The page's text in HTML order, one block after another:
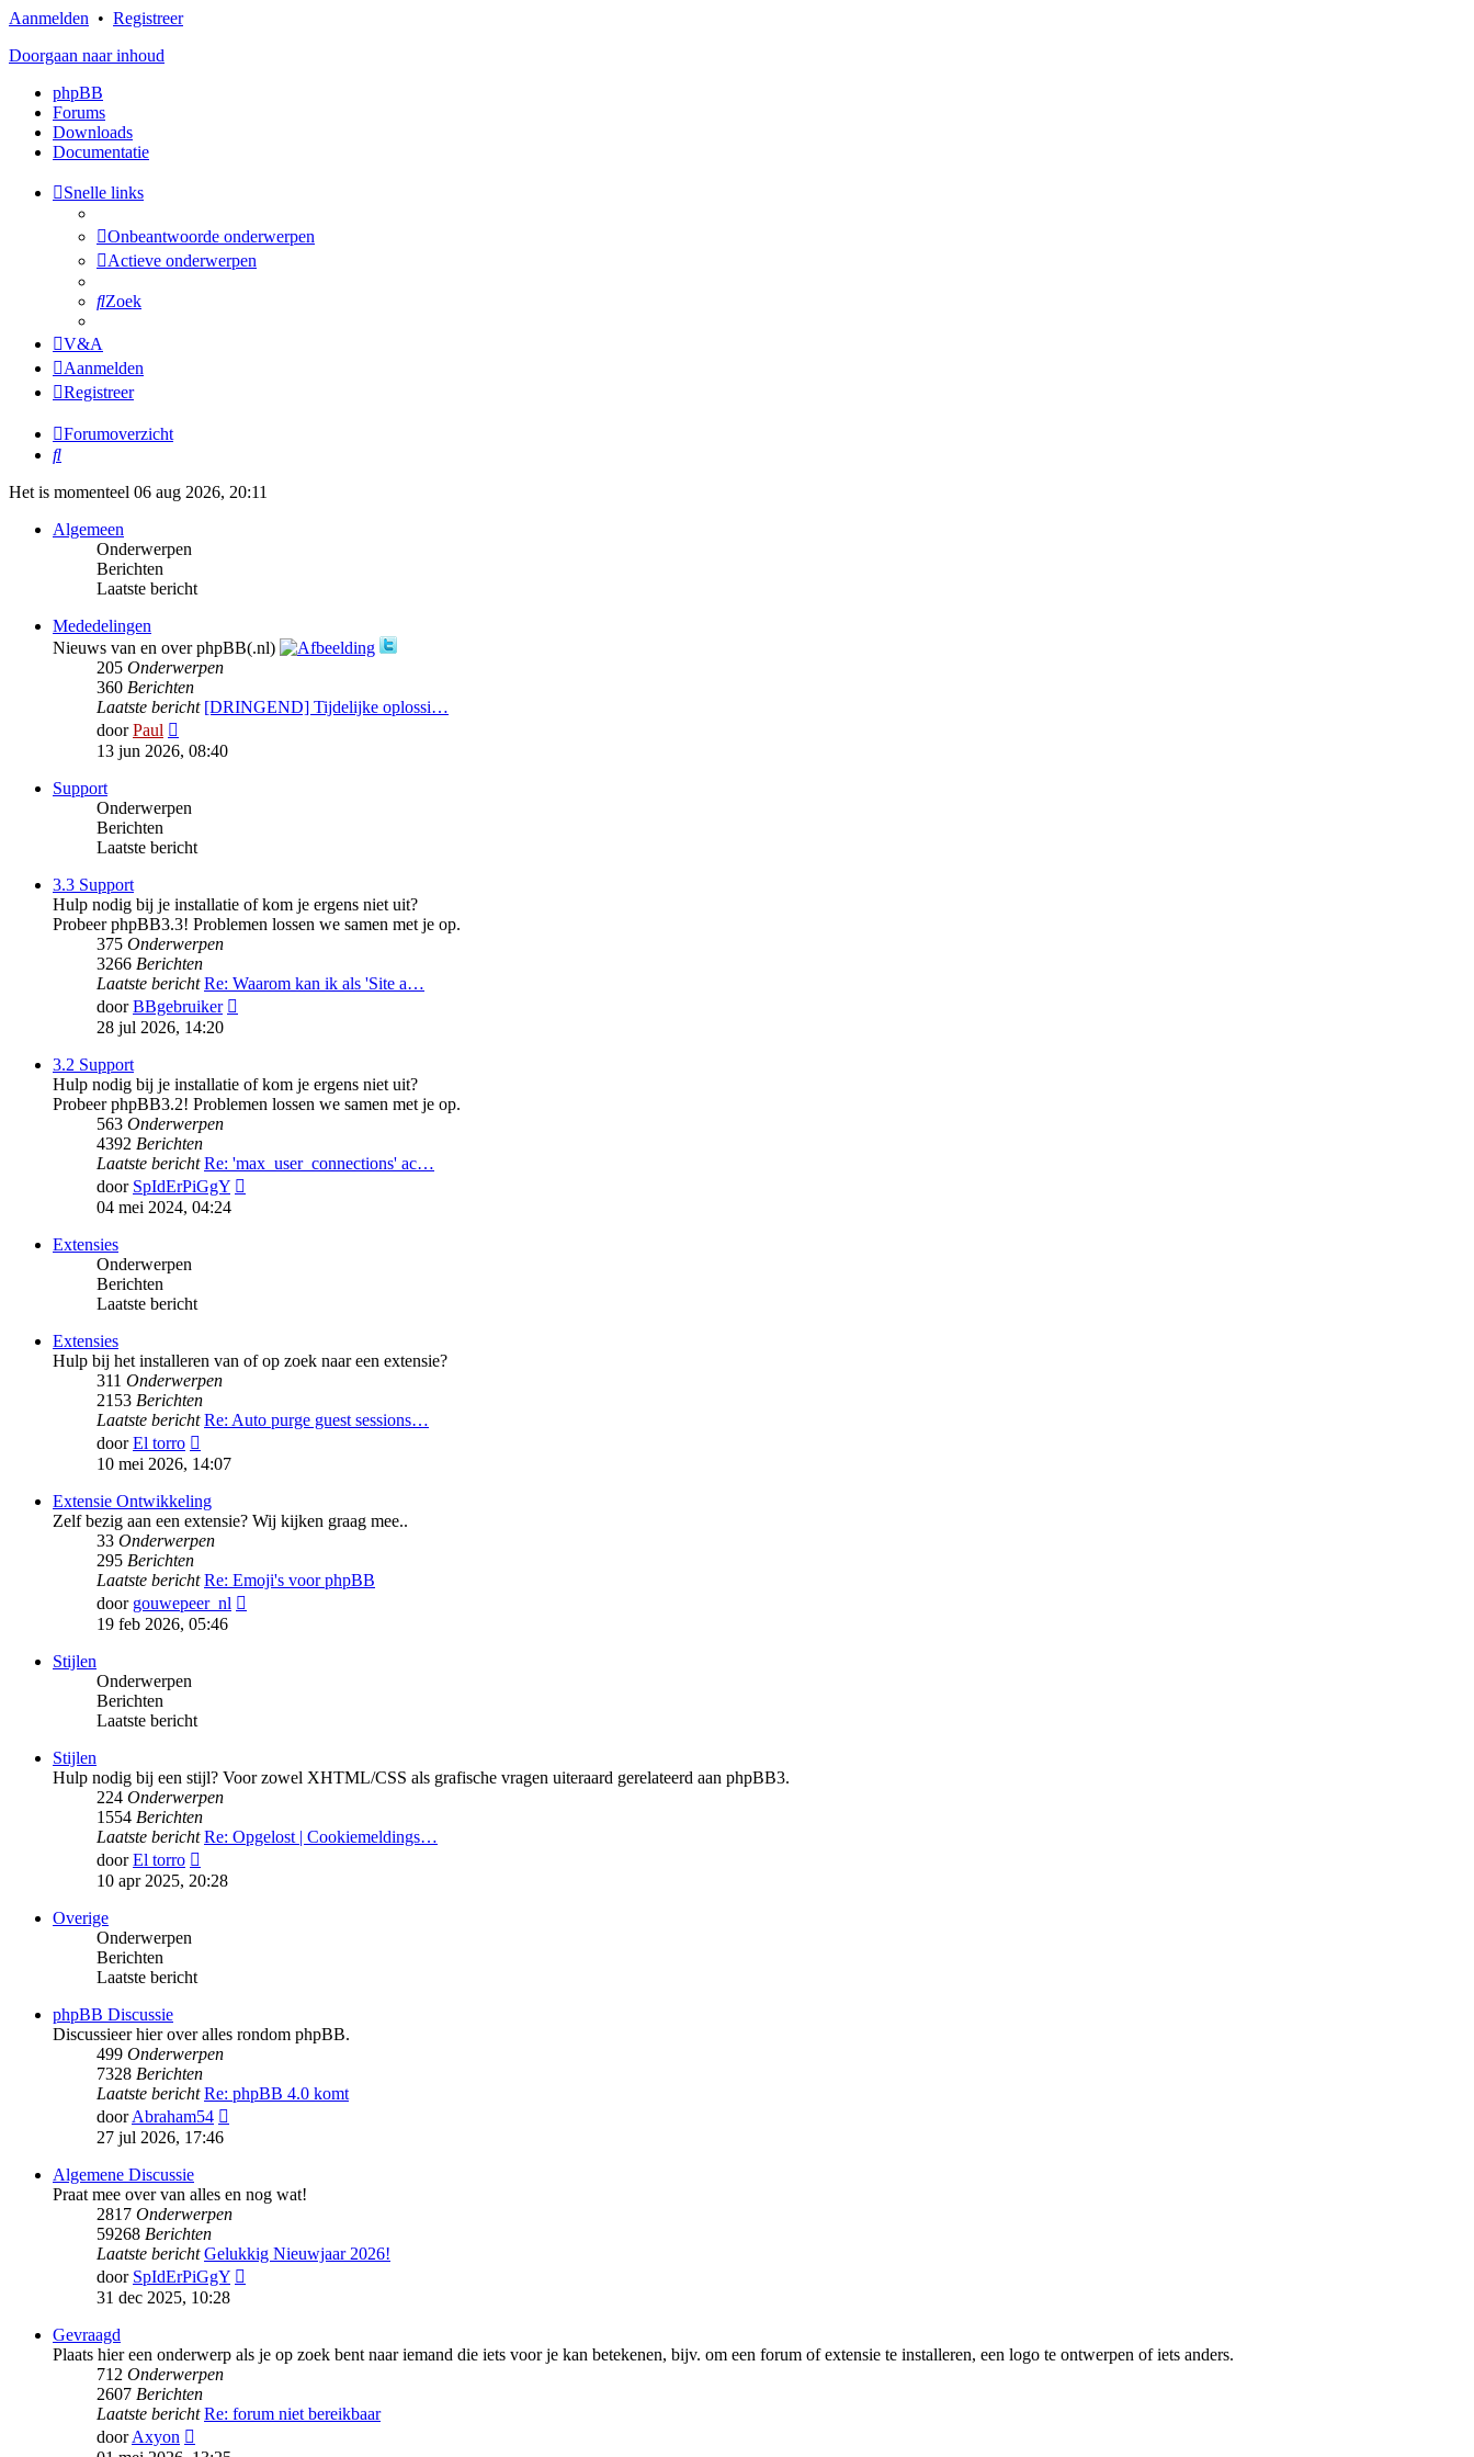
Aanmelden • Registreer
Doorgaan naar inhoud
phpBB
Forums
Downloads
Documentatie
Snelle links
Onbeantwoorde onderwerpen
Actieve onderwerpen
Zoek
V&A
Aanmelden
Registreer
Forumoverzicht
Zoek
Het is momenteel 06 aug 2026, 20:11
Algemeen
Onderwerpen
Berichten
Laatste bericht
Mededelingen
Nieuws van en over phpBB(.nl)
205 Onderwerpen
360 Berichten
Laatste bericht [DRINGEND] Tijdelijke oplossi…
doorPaul
laatste
bericht
13 jun 2026, 08:40
Support
Onderwerpen
Berichten
Laatste bericht
3.3 Support
Hulp nodig bij je installatie of kom je ergens niet uit?
Probeer phpBB3.3! Problemen lossen we samen met je op.
375 Onderwerpen
3266 Berichten
Laatste bericht Re: Waarom kan ik als 'Site a…
doorBBgebruiker
28 jul 2026, 14:20
3.2 Support
Hulp nodig bij je installatie of kom je ergens niet uit?
Probeer phpBB3.2! Problemen lossen we samen met je op.
563 Onderwerpen
4392 Berichten
Laatste bericht Re: 'max_user_connections' ac…
door SpIdErPiGgY
04 mei 2024, 04:24
Extensies
Onderwerpen
Berichten
Laatste bericht
Extensies
Hulp bij het installeren van of op zoek naar een extensie?
311 Onderwerpen
2153 Berichten
Laatste bericht Re: Auto purge guest sessions…
doorEl torro
laatste
10 mei 2026, 14:07
Extensie Ontwikkeling
Zelf bezig aan een extensie? Wij kijken graag mee..
33 Onderwerpen
295 Berichten
Laatste bericht Re: Emoji's voor phpBB
door gouwepeer_nl
19 feb 2026, 05:46
Stijlen
Onderwerpen
Berichten
Laatste bericht
Stijlen
Hulp nodig bij een stijl? Voor zowel XHTML/CSS als grafische vragen uiteraard gerelateerd aan phpBB3.
224 Onderwerpen
1554 Berichten
Laatste bericht Re: Opgelost | Cookiemeldings…
doorEl torro
laatste
10 apr 2025, 20:28
Overige
Onderwerpen
Berichten
Laatste bericht
phpBB Discussie
Discussieer hier over alles rondom phpBB.
499 Onderwerpen
7328 Berichten
Laatste bericht Re: phpBB 4.0 komt
doorAbraham54
27 jul 2026, 17:46
Algemene Discussie
Praat mee over van alles en nog wat!
2817 Onderwerpen
59268 Berichten
Laatste bericht Gelukkig Nieuwjaar 2026!
door SpIdErPiGgY
31 dec 2025, 10:28
Gevraagd
Plaats hier een onderwerp als je op zoek bent naar iemand die iets voor je kan betekenen, bijv. om een forum of extensie te installeren, een logo te ontwerpen of iets anders.
712 Onderwerpen
2607 Berichten
Laatste bericht Re: forum niet bereikbaar
doorAxyon
laatste